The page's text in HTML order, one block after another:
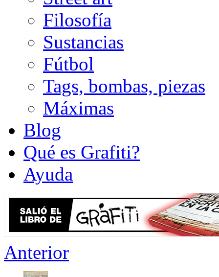
Filosofía
Sustancias
Fútbol
Tags, bombas, piezas
Máximas
Blog
Qué es Grafiti?
Ayuda
Anterior